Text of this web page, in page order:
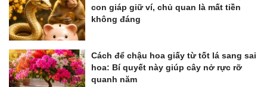
con giáp giữ ví, chủ quan là mất tiền
không đáng
Cách để chậu hoa giấy từ tốt lá sang sai
hoa: Bí quyết này giúp cây nở rực rỡ
quanh năm